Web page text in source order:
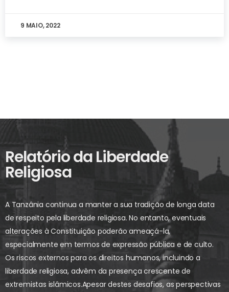
9 MAIO, 2022
Relatório da Liberdade
Religiosa
A Tanzânia continua a manter a sua tradição de longa data
de respeito pela liberdade religiosa. No entanto, eventuais
alterações à Constituição poderão ameaçá-la,
especialmente em termos de expressão pública e de culto.
Os riscos externos para os direitos humanos, incluindo a
liberdade religiosa, advêm da presença crescente de
extremistas islâmicos.Apesar destes desafios, as perspectivas